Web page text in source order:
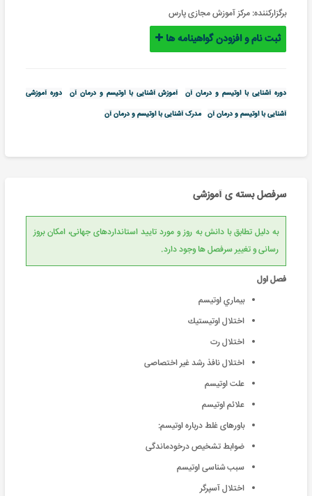
برگزارکننده: مرکز آموزش مجازی پارس
ثبت نام و افزودن گواهینامه ها
دوره آشنایی با اوتیسم و درمان آن آموزش آشنایی با اوتیسم و درمان آن
دوره آموزشی
آشنایی با اوتیسم و درمان آن مدرک آشنایی با اوتیسم و درمان آن
سرفصل بسته ی آموزشی
به دلیل تطابق با دانش به روز و مورد تایید استانداردهای جهانی، امکان بروز
رسانی و تغییر سرفصل ها وجود دارد.
فصل اول
بيماري اوتیسم
اختلال اوتیستیك
اختلال رت
اختلال نافذ رشد غیر اختصاصی
علت اوتیسم
علائم اوتیسم
باورهای غلط درباره اوتیسم:
ضوابط تشخیص درخودماندگی
سبب شناسی اوتیسم
اختلال آسپرگر